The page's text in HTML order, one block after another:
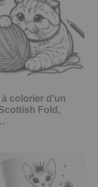
à colorier d'un
Fold,